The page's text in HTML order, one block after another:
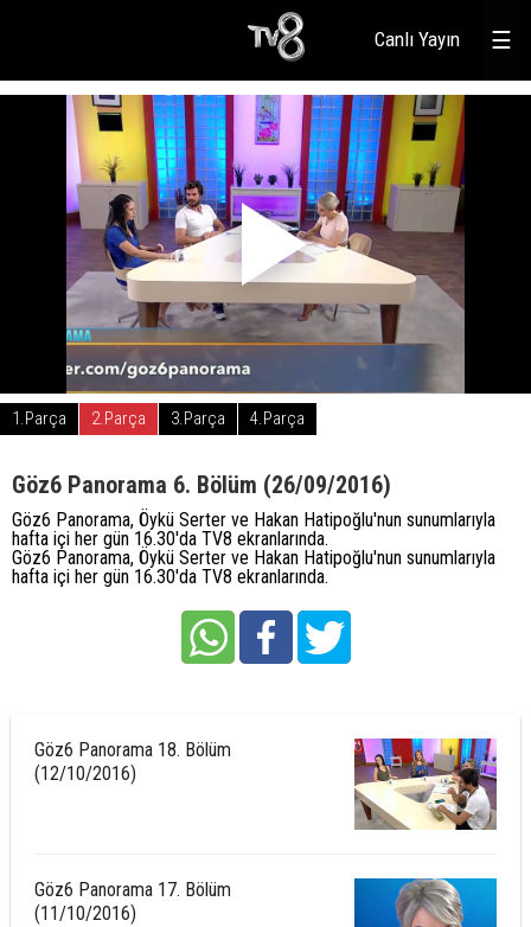
☰
Canlı Yayın
1.Parça 2.Parça 3.Parça 4.Parça
Göz6 Panorama 6. Bölüm (26/09/2016)
Göz6 Panorama, Öykü Serter ve Hakan Hatipoğlu'nun sunumlarıyla
hafta içi her gün 16.30'da TV8 ekranlarında.
Göz6 Panorama, Öykü Serter ve Hakan Hatipoğlu'nun sunumlarıyla
hafta içi her gün 16.30'da TV8 ekranlarında.
Göz6 Panorama 18. Bölüm
(12/10/2016)
Göz6 Panorama 17. Bölüm
(11/10/2016)